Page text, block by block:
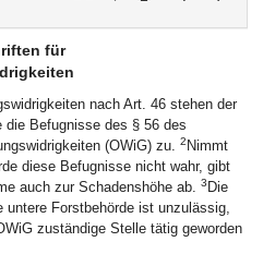
für
nach Art. 46 stehen der
die Befugnisse des § 56 des
(OWiG) zu. 2 Nimmt
diese Befugnisse nicht wahr, gibt
auch zur Schadenshöhe ab. 3 Die
untere Forstbehörde ist unzulässig,
zuständige Stelle tätig geworden